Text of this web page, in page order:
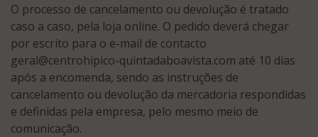
O processo de cancelamento ou devolução é tratado
caso a caso, pela loja online. O pedido deverá chegar
por escrito para o e-mail de contacto
geral@centrohipico-quintadaboavista.com até 10 dias
após a encomenda, sendo as instruções de
cancelamento ou devolução da mercadoria respondidas
e definidas pela empresa, pelo mesmo meio de
comunicação.